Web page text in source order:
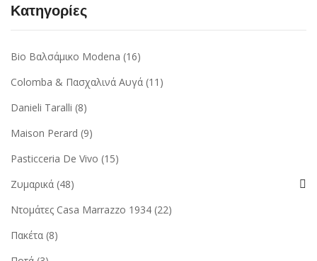
Κατηγορίες
Bio Βαλσάμικο Modena (16)
Colomba & Πασχαλινά Αυγά (11)
Danieli Taralli (8)
Maison Perard (9)
Pasticceria De Vivo (15)
Ζυμαρικά (48)
Ντομάτες Casa Marrazzo 1934 (22)
Πακέτα (8)